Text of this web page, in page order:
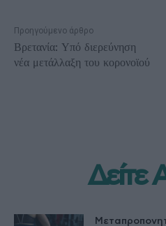
Προηγούμενο άρθρο
Βρετανία: Υπό διερεύνηση
νέα μετάλλαξη του κορονοϊού
Δείτε